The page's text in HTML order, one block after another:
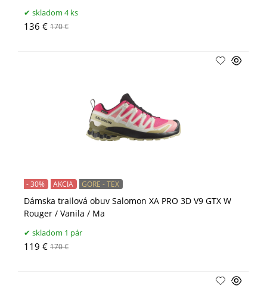
skladom 4 ks
136 € 170 €
Dámska trailová obuv Salomon XA PRO 3D V9 GTX W
Rouger / Vanila / Ma
- 30% AKCIA GORE - TEX
skladom 1 pár
119 € 170 €